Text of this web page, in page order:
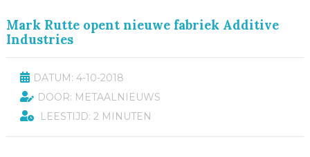
Mark Rutte opent nieuwe fabriek Additive
Industries
DATUM: 4-10-2018
DOOR: METAALNIEUWS
LEESTIJD: 2 MINUTEN